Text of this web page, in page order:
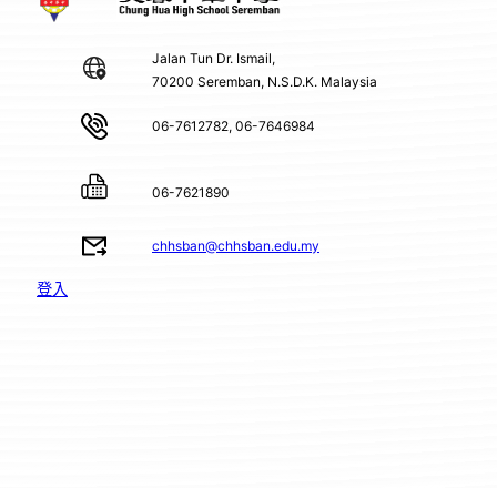
Jalan Tun Dr. Ismail,
70200 Seremban, N.S.D.K. Malaysia
06-7612782, 06-7646984
06-7621890
chhsban@chhsban.edu.my
登入